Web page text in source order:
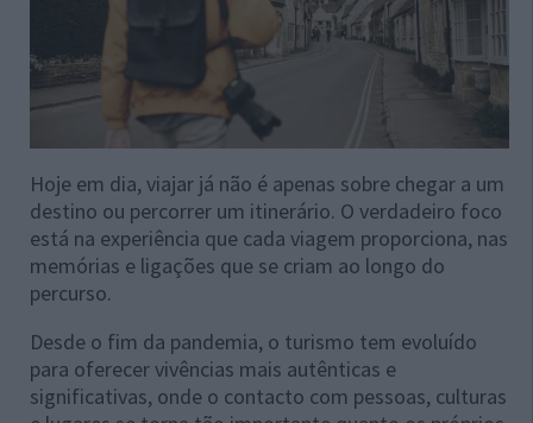
Hoje em dia, viajar já não é apenas sobre chegar a um
destino ou percorrer um itinerário. O verdadeiro foco
está na experiência que cada viagem proporciona, nas
memórias e ligações que se criam ao longo do
percurso.
Desde o fim da pandemia, o turismo tem evoluído
para oferecer vivências mais autênticas e
significativas, onde o contacto com pessoas, culturas